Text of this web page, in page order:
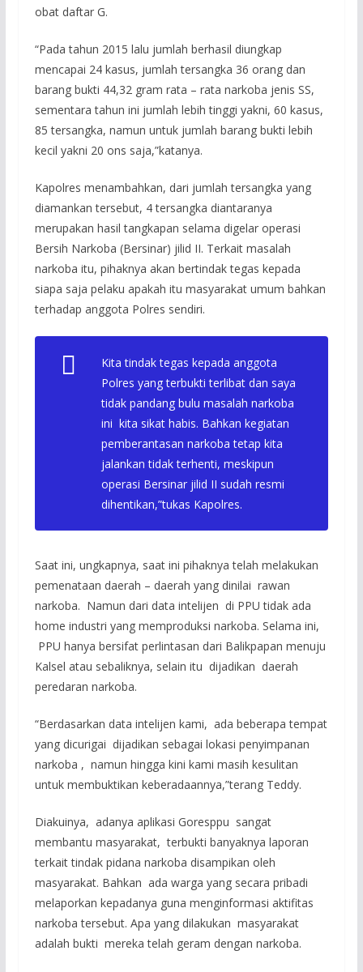
obat daftar G.
“Pada tahun 2015 lalu jumlah berhasil diungkap
mencapai 24 kasus, jumlah tersangka 36 orang dan
barang bukti 44,32 gram rata – rata narkoba jenis SS,
sementara tahun ini jumlah lebih tinggi yakni, 60 kasus,
85 tersangka, namun untuk jumlah barang bukti lebih
kecil yakni 20 ons saja,”katanya.
Kapolres menambahkan, dari jumlah tersangka yang
diamankan tersebut, 4 tersangka diantaranya
merupakan hasil tangkapan selama digelar operasi
Bersih Narkoba (Bersinar) jilid II. Terkait masalah
narkoba itu, pihaknya akan bertindak tegas kepada
siapa saja pelaku apakah itu masyarakat umum bahkan
terhadap anggota Polres sendiri.
Kita tindak tegas kepada anggota
Polres yang terbukti terlibat dan saya
tidak pandang bulu masalah narkoba
ini kita sikat habis. Bahkan kegiatan
pemberantasan narkoba tetap kita
jalankan tidak terhenti, meskipun
operasi Bersinar jilid II sudah resmi
dihentikan,”tukas Kapolres.
Saat ini, ungkapnya, saat ini pihaknya telah melakukan
pemenataan daerah – daerah yang dinilai rawan
narkoba. Namun dari data intelijen di PPU tidak ada
home industri yang memproduksi narkoba. Selama ini,
PPU hanya bersifat perlintasan dari Balikpapan menuju
Kalsel atau sebaliknya, selain itu dijadikan daerah
peredaran narkoba.
“Berdasarkan data intelijen kami, ada beberapa tempat
yang dicurigai dijadikan sebagai lokasi penyimpanan
narkoba , namun hingga kini kami masih kesulitan
untuk membuktikan keberadaannya,”terang Teddy.
Diakuinya, adanya aplikasi Goresppu sangat
membantu masyarakat, terbukti banyaknya laporan
terkait tindak pidana narkoba disampikan oleh
masyarakat. Bahkan ada warga yang secara pribadi
melaporkan kepadanya guna menginformasi aktifitas
narkoba tersebut. Apa yang dilakukan masyarakat
adalah bukti mereka telah geram dengan narkoba.